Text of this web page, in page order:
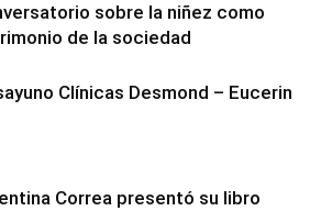
sobre la niñez como
de la sociedad
Clínicas Desmond – Eucerin
Correa presentó su libro